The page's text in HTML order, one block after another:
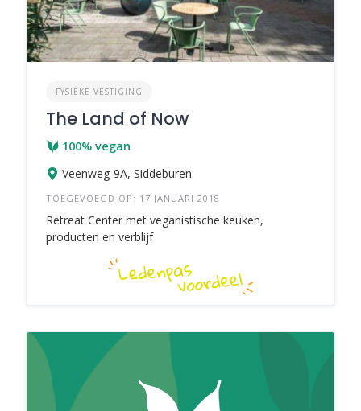
FYSIEKE VESTIGING
The Land of Now
100% vegan
Veenweg 9A, Siddeburen
TOEGEVOEGD OP: 17 JANUARI 2018
Retreat Center met veganistische keuken,
producten en verblijf